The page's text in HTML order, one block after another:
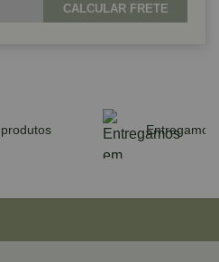
CALCULAR FRETE
juros no cartão
R$590,00